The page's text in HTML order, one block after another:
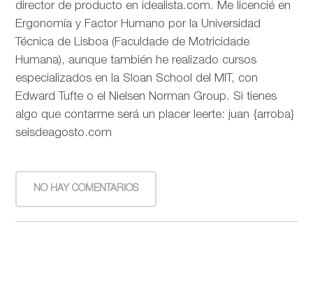
director de producto en idealista.com. Me licencié en
Ergonomía y Factor Humano por la Universidad
Técnica de Lisboa (Faculdade de Motricidade
Humana), aunque también he realizado cursos
especializados en la Sloan School del MIT, con
Edward Tufte o el Nielsen Norman Group. Si tienes
algo que contarme será un placer leerte: juan {arroba}
seisdeagosto.com
NO HAY COMENTARIOS